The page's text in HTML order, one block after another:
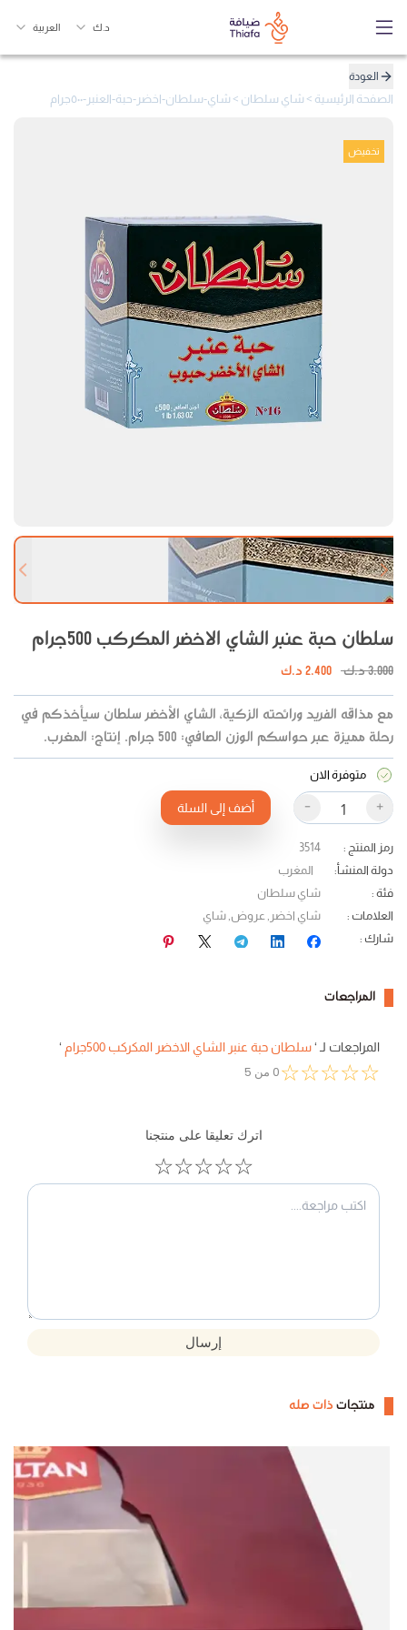
د.ك العربية
العودة
الصفحة الرئيسية > شاي سلطان > شاي-سلطان-اخضر-حبة-العنبر-٥٠٠جرام
تخفيض
Next slide
سلطان حبة عنبر الشاي الاخضر المكركب 500جرام
3.000د.ك 2.400د.ك
مع مذاقه الفريد ورائحته الزكية، الشاي الأخضر سلطان سيأخذكم في
رحلة مميزة عبر حواسكم الوزن الصافي: 500 جرام. إنتاج: المغرب.
متوفرة الان
- + أضف إلى السلة
رمز المنتج :
3514
دولة المنشأ:
المغرب
فئة :
شاي سلطان
العلامات : شاي اخضر , عروض, شاي
شارك :
المراجعات
المراجعات لـ ‘سلطان حبة عنبر الشاي الاخضر المكركب 500جرام ‘
☆
☆
☆
☆
☆
0 من
اترك تعليقا على منتجنا
☆
☆
☆
☆
☆
إرسال
منتجاتذات صله